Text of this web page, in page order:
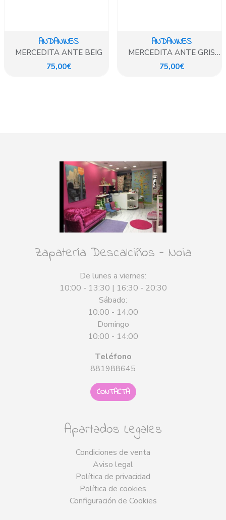
ANDANINES
MERCEDITA ANTE BEIG
75,00€
ANDANINES
MERCEDITA ANTE GRIS
ADRIATICO
75,00€
Zapatería Descalciños - Noia
De lunes a viernes:
10:00 - 13:30 | 16:30 - 20:30
Sábado:
10:00 - 14:00
Domingo
10:00 - 14:00
Teléfono
881988645
CONTACTA
Apartados Legales
Condiciones de venta
Aviso legal
Política de privacidad
Política de cookies
Configuración de Cookies